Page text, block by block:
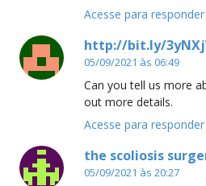
Acesse para responder
http://bit.ly/
05/09/2021 às 06:49
Can you tell us more
out more details.
Acesse para responder
the scoliosis
05/09/2021 às 20:27